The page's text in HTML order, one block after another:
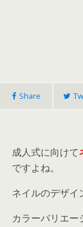
Share
成人式に向けて
ですよね。
ネイルのデザイ
カラーバリエー